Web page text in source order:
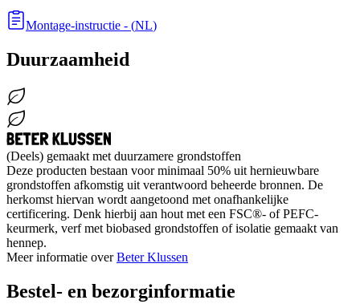
Montage-instructie - (NL)
Duurzaamheid
(Deels) gemaakt met duurzamere grondstoffen
Deze producten bestaan voor minimaal 50% uit hernieuwbare
grondstoffen afkomstig uit verantwoord beheerde bronnen. De
herkomst hiervan wordt aangetoond met onafhankelijke
certificering. Denk hierbij aan hout met een FSC®- of PEFC-
keurmerk, verf met biobased grondstoffen of isolatie gemaakt van
hennep.
Meer informatie overBeter Klussen
Bestel- en bezorginformatie